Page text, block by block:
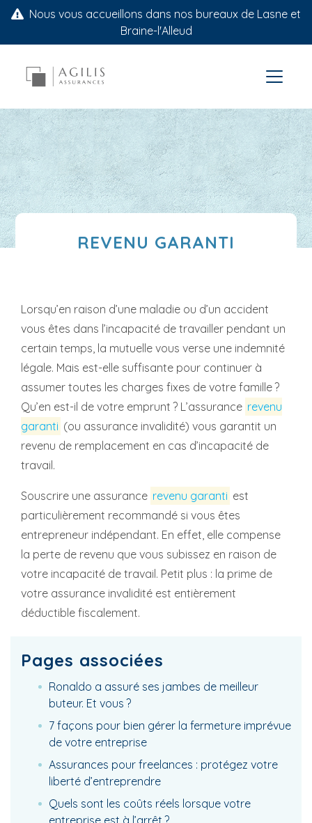
Nous vous accueillons dans nos bureaux de Lasne et
Braine-l'Alleud
REVENU GARANTI
Lorsqu’en raison d’une maladie ou d’un accident
vous êtes dans l’incapacité de travailler pendant un
certain temps, la mutuelle vous verse une indemnité
légale. Mais est-elle suffisante pour continuer à
assumer toutes les charges fixes de votre famille ?
Qu’en est-il de votre emprunt ? L’assurance revenu
garanti (ou assurance invalidité) vous garantit un
revenu de remplacement en cas d’incapacité de
travail.
Souscrire une assurance revenu garanti est
particulièrement recommandé si vous êtes
entrepreneur indépendant. En effet, elle compense
la perte de revenu que vous subissez en raison de
votre incapacité de travail. Petit plus : la prime de
votre assurance invalidité est entièrement
déductible fiscalement.
Pages associées
Ronaldo a assuré ses jambes de meilleur
buteur. Et vous ?
7 façons pour bien gérer la fermeture imprévue
de votre entreprise
Assurances pour freelances : protégez votre
liberté d’entreprendre
Quels sont les coûts réels lorsque votre
entreprise est à l’arrêt ?